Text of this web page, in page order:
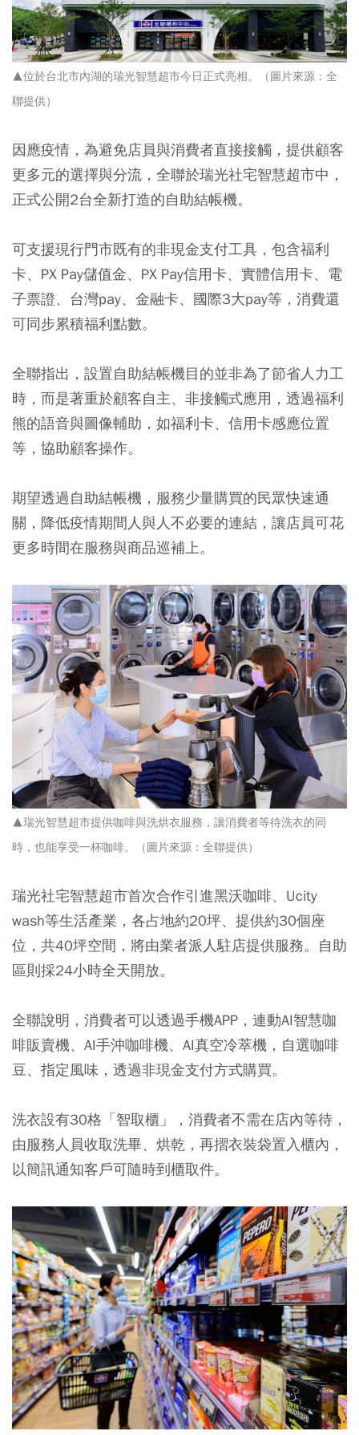
▲位於台北市內湖的瑞光智慧超市今日正式亮相。（圖片來源：全
聯提供）
因應疫情，為避免店員與消費者直接接觸，提供顧客
更多元的選擇與分流， 全聯於瑞光社宅智慧超市中，
正式公開2台全新打造的自助結帳機。
可支援現行門市既有的非現金支付工具，包含福利
卡、PX Pay儲值金、PX Pay信用卡、實體信用卡、電
子票證、台灣pay、金融卡、國際3大pay等，消費還
可同步累積福利點數。
全聯指出，設置自助結帳機目的並非為了節省人力工
時，而是著重於顧客自主、非接觸式應用，透過福利
熊的語音與圖像輔助，如福利卡、信用卡感應位置
等，協助顧客操作。
期望透過自助結帳機，服務少量購買的民眾快速通
關，降低疫情期間人與人不必要的連結，讓店員可花
更多時間在服務與商品巡補上。
▲瑞光智慧超市提供咖啡與洗烘衣服務，讓消費者等待洗衣的同
時，也能享受一杯咖啡。（圖片來源：全聯提供）
瑞光社宅智慧超市首次合作引進黑沃咖啡、Ucity
wash等生活產業，各占地約20坪、提供約30個座
位，共40坪空間，將由業者派人駐店提供服務。自助
區則採24小時全天開放。
全聯說明，消費者可以透過手機APP，連動AI智慧咖
啡販賣機、AI手沖咖啡機、AI真空冷萃機，自選咖啡
豆、指定風味，透過非現金支付方式購買。
洗衣設有30格 「智取櫃」，消費者不需在店內等待，
由服務人員收取洗畢、烘乾，再摺衣裝袋置入櫃內，
以簡訊通知客戶可隨時到櫃取件。